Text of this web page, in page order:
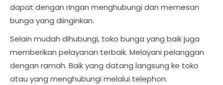
dapat dengan ringan menghubungi dan memesan
bunga yang diinginkan.
Selain mudah dihubungi, toko bunga yang baik juga
memberikan pelayanan terbaik. Melayani pelanggan
dengan ramah. Baik yang datang langsung ke toko
atau yang menghubungi melalui telephon.